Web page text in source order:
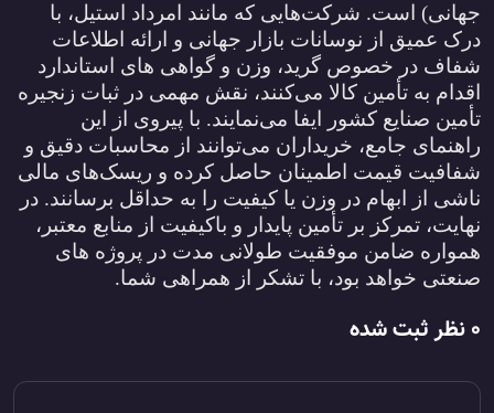
جهانی) است. شرکت‌هایی که مانند امرداد استیل، با
درک عمیق از نوسانات بازار جهانی و ارائه اطلاعات
شفاف در خصوص گرید، وزن و گواهی‌ های استاندارد
اقدام به تأمین کالا می‌کنند، نقش مهمی در ثبات زنجیره
تأمین صنایع کشور ایفا می‌نمایند. با پیروی از این
راهنمای جامع، خریداران می‌توانند از محاسبات دقیق و
شفافیت قیمت اطمینان حاصل کرده و ریسک‌های مالی
ناشی از ابهام در وزن یا کیفیت را به حداقل برسانند. در
نهایت، تمرکز بر تأمین پایدار و باکیفیت از منابع معتبر،
همواره ضامن موفقیت طولانی مدت در پروژه ‌های
صنعتی خواهد بود، با تشکر از همراهی شما.
0 نظر ثبت شده